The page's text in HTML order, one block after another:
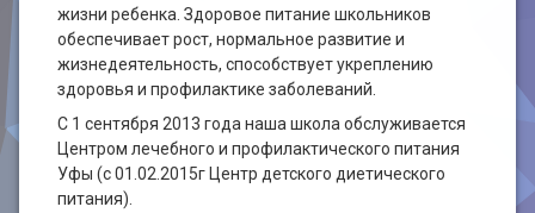
жизни ребенка. Здоровое питание школьников
обеспечивает рост, нормальное развитие и
жизнедеятельность, способствует укреплению
здоровья и профилактике заболеваний.
С 1 сентября 2013 года наша школа обслуживается
Центром лечебного и профилактического питания
Уфы (с 01.02.2015г Центр детского диетического
питания).